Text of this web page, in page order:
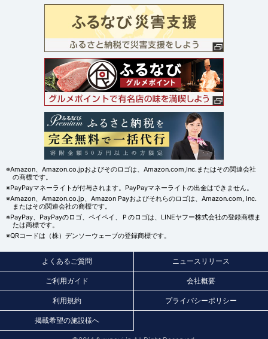
※Amazon、Amazon.co.jpおよびそのロゴは、Amazon.com,Inc.またはその関連会社
の商標です。
※PayPayマネーライトが付与されます。PayPayマネーライトの出金はできません。
※Amazon、Amazon.co.jp、Amazon Payおよびそれらのロゴは、Amazon.com, Inc.
またはその関連会社の商標です。
※PayPay、PayPayのロゴ、ペイペイ、Ｐのロゴは、LINEヤフー株式会社の登録商標ま
たは商標です。
※QRコードは（株）デンソーウェーブの登録商標です。
よくあるご質問 ニュースリリース
ご利用ガイド 会社概要
利用規約 プライバシーポリシー
掲載希望の施設様へ